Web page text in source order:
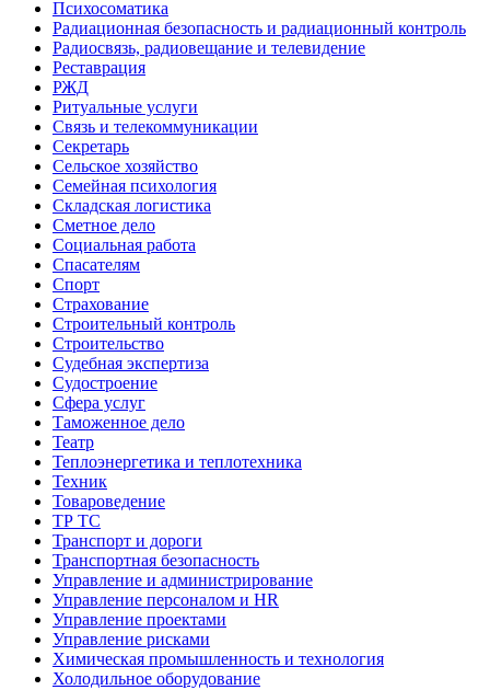
Психосоматика
Радиационная безопасность и радиационный контроль
Радиосвязь, радиовещание и телевидение
Реставрация
РЖД
Ритуальные услуги
Связь и телекоммуникации
Секретарь
Сельское хозяйство
Семейная психология
Складская логистика
Сметное дело
Социальная работа
Спасателям
Спорт
Страхование
Строительный контроль
Строительство
Судебная экспертиза
Судостроение
Сфера услуг
Таможенное дело
Театр
Теплоэнергетика и теплотехника
Техник
Товароведение
ТР ТС
Транспорт и дороги
Транспортная безопасность
Управление и администрирование
Управление персоналом и HR
Управление проектами
Управление рисками
Химическая промышленность и технология
Холодильное оборудование